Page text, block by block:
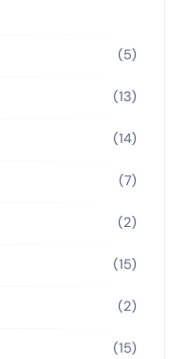
(5)
(13)
(14)
(7)
(2)
(15)
(2)
(15)